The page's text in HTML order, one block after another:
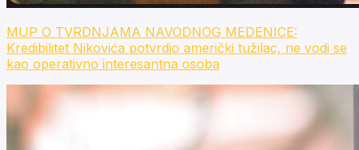
MUP O TVRDNJAMA NAVODNOG MEDENICE:
Kredibilitet Nikovića potvrdio američki tužilac, ne vodi se
kao operativno interesantna osoba